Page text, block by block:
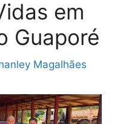
em
Guaporé
Magalhães